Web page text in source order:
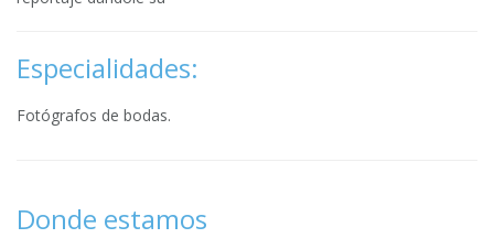
Especialidades:
Fotógrafos de bodas.
Donde estamos